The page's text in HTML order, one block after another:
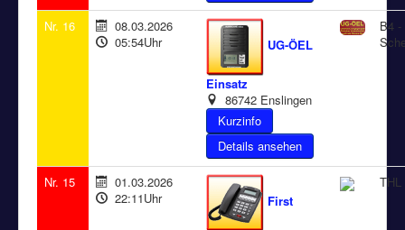
Nr. 16
08.03.2026
05:54Uhr
UG-ÖEL
Einsatz
86742 Enslingen
Details ansehen
B4
Nr. 15
01.03.2026
22:11Uhr
First
THL